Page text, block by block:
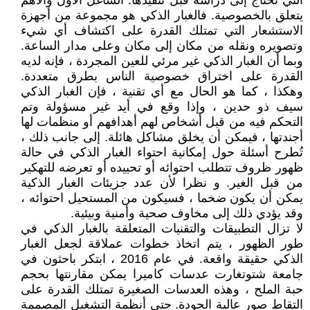
يتعلق بالخصوصية. فالغبار الذكي هو مجموعة من أجهزة
الاستشعار التي تمتلك القدرة على اكتشاف أي شيء
وتصويره ونقله من مكان إلى مكان وعلى مدار الساعة.
وبما أن الغبار الذكي غير مرئي للعين المجردة ، فإنه لديه
القدرة على اختراق خصوصية الناس بطرق متعددة.
وهكذا ، كما هو الحال مع أي تقنية ، فإن الغبار الذكي
سيف ذو حدين ، وإذا وقع في أيد غير مسؤولة وتم
التحكم فيه من قبل أشخاص لهم أهدافهم أو منظمات لها
أجندتها ، فيمكن أن يخلق مشاكل هائلة. إلى جانب ذلك ،
تُطرح أسئلة حول إمكانية احتواء الغبار الذكي في حالة
ظهور ظروف تتطلب احتوائه أو تحييده أو تعرضه للتهكير
من قبل الغير. و نظرا لأن عدد جزيئات الغبار الذكية
يمكن أن يكون ضخما ، فسيكون من المستحيل احتوائه ،
وقد يؤدي ذلك إلى مخاوف صحية وأمنية وبيئية.
لا تزال التطبيقات والتقنيات المتعلقة بالغبار الذكي في
طور الظهور ، يتم اتخاذ خطوات عملاقة لجعل الغبار
الذكي حقيقة واقعة. في عام 2016 ، ابتكر باحثون في
جامعة شتوتغارت عدسات كاميرا يمكن مقارنتها بحجم
حبة الملح ، وهذه العدسات الصغيرة تمتلك القدرة على
التقاط صور عالية الجودة. حتى أنظمة التشغيل المصممة